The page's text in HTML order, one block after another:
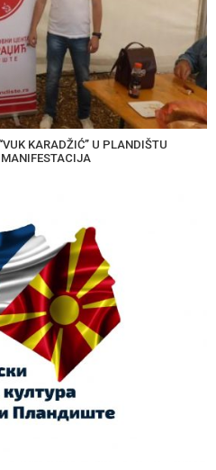
KARADŽIĆ” U PLANDIŠTU
MANIFESTACIJA